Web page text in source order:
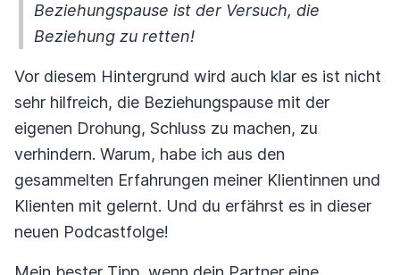
Beziehungspause ist der Versuch, die
Beziehung zu retten!
Vor diesem Hintergrund wird auch klar es ist nicht
sehr hilfreich, die Beziehungspause mit der
eigenen Drohung, Schluss zu machen, zu
verhindern. Warum, habe ich aus den
gesammelten Erfahrungen meiner Klientinnen und
Klienten mit gelernt. Und du erfährst es in dieser
neuen Podcastfolge!